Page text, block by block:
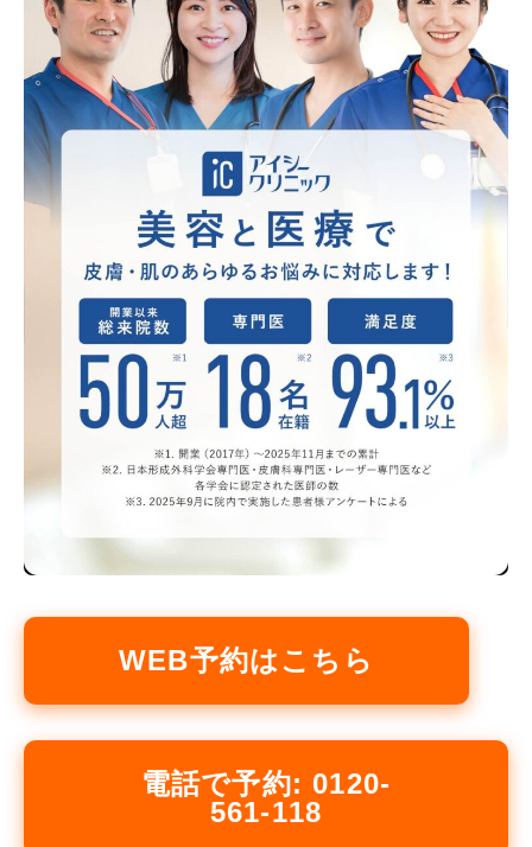
WEB予約はこちら
電話で予約: 0120-
561-118